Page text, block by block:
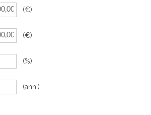
(€)
(€)
(%)
(anni)